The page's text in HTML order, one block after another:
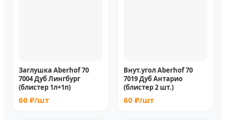
Заглушка Aberhof 70
7004 Дуб Лингбург
(блистер 1л+1п)
60 ₽/шт
Внут.угол Aberhof 70
7019 Дуб Антарио
(блистер 2 шт.)
60 ₽/шт